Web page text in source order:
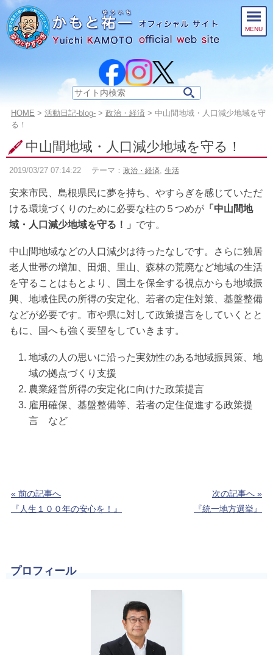
このページの本文へ
サ
ト
検
索:
MENU
こ
の
ー
ジ
の
置:
HOME > 活動日記-blog- > 政治・経済 > 中山間地域・人口減少地域を守
る！
中山間地域・人口減少地域を守る！
2019/03/27 07:14:22 テーマ： 政治・経済 生活
安来市民、島根県民に夢を持ち、やすらぎを感じていただ
ける環境づくりのために必要な柱の５つめが 「中山間地
域・人口減少地域を守る！」 です。
中山間地域などの人口減少は待ったなしです。さらに独居
老人世帯の増加、田畑、里山、森林の荒廃など地域の生活
を守ることはもとより、国土を保全する視点からも地域振
興、地域住民の所得の安定化、若者の定住対策、基盤整備
などが必要です。市や県に対して政策提言をしていくとと
もに、国へも強く要望をしていきます。
地域の人の思いに沿った実効性のある地域振興策、地
域の拠点づくり支援
農業経営所得の安定化に向けた政策提言
雇用確保、基盤整備等、若者の定住促進する政策提
言 など
« 前の記事へ
『人生１００年の安心を！』
次の記事へ »
『統一地方選挙』
プロフィール